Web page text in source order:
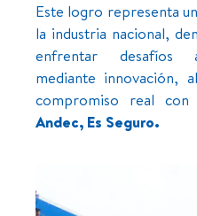
Este logro representa
la industria nacional,
enfrentar desafíos
mediante innovación,
compromiso real con
Andec, Es Seguro.